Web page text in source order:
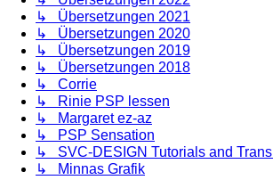
↳ Übersetzungen 2021
↳ Übersetzungen 2020
↳ Übersetzungen 2019
↳ Übersetzungen 2018
↳ Corrie
↳ Rinie PSP lessen
↳ Margaret ez-az
↳ PSP Sensation
↳ SVC-DESIGN Tutorials and
↳ Minnas Grafik